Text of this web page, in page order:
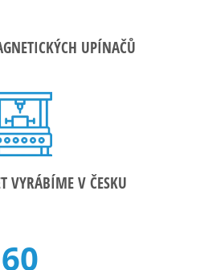
UPÍNAČŮ
VYRÁBÍME V ČESKU
60